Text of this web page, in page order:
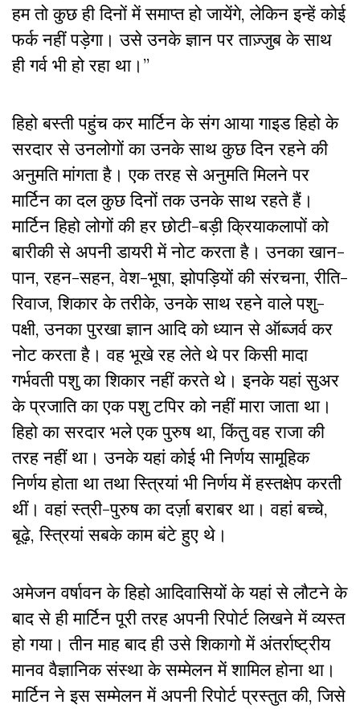
हम तो कुछ ही दिनों में समाप्त हो जायेंगे, लेकिन इन्हें कोई
फर्क नहीं पड़ेगा। उसे उनके ज्ञान पर ताज़्जुब के साथ
ही गर्व भी हो रहा था।”
हिहो बस्ती पहुंच कर मार्टिन के संग आया गाइड हिहो के
सरदार से उनलोगों का उनके साथ कुछ दिन रहने की
अनुमति मांगता है। एक तरह से अनुमति मिलने पर
मार्टिन का दल कुछ दिनों तक उनके साथ रहते हैं।
मार्टिन हिहो लोगों की हर छोटी-बड़ी क्रियाकलापों को
बारीकी से अपनी डायरी में नोट करता है। उनका खान-
पान, रहन-सहन, वेश-भूषा, झोपड़ियों की संरचना, रीति-
रिवाज, शिकार के तरीके, उनके साथ रहने वाले पशु-
पक्षी, उनका पुरखा ज्ञान आदि को ध्यान से ऑब्जर्व कर
नोट करता है। वह भूखे रह लेते थे पर किसी मादा
गर्भवती पशु का शिकार नहीं करते थे। इनके यहां सुअर
के प्रजाति का एक पशु टपिर को नहीं मारा जाता था।
हिहो का सरदार भले एक पुरुष था, किंतु वह राजा की
तरह नहीं था। उनके यहां कोई भी निर्णय सामूहिक
निर्णय होता था तथा स्त्रियां भी निर्णय में हस्तक्षेप करती
थीं। वहां स्त्री-पुरुष का दर्ज़ा बराबर था। वहां बच्चे,
बूढ़े, स्त्रियां सबके काम बंटे हुए थे।
अमेजन वर्षावन के हिहो आदिवासियों के यहां से लौटने के
बाद से ही मार्टिन पूरी तरह अपनी रिपोर्ट लिखने में व्यस्त
हो गया। तीन माह बाद ही उसे शिकागो में अंतर्राष्ट्रीय
मानव वैज्ञानिक संस्था के सम्मेलन में शामिल होना था।
मार्टिन ने इस सम्मेलन में अपनी रिपोर्ट प्रस्तुत की, जिसे